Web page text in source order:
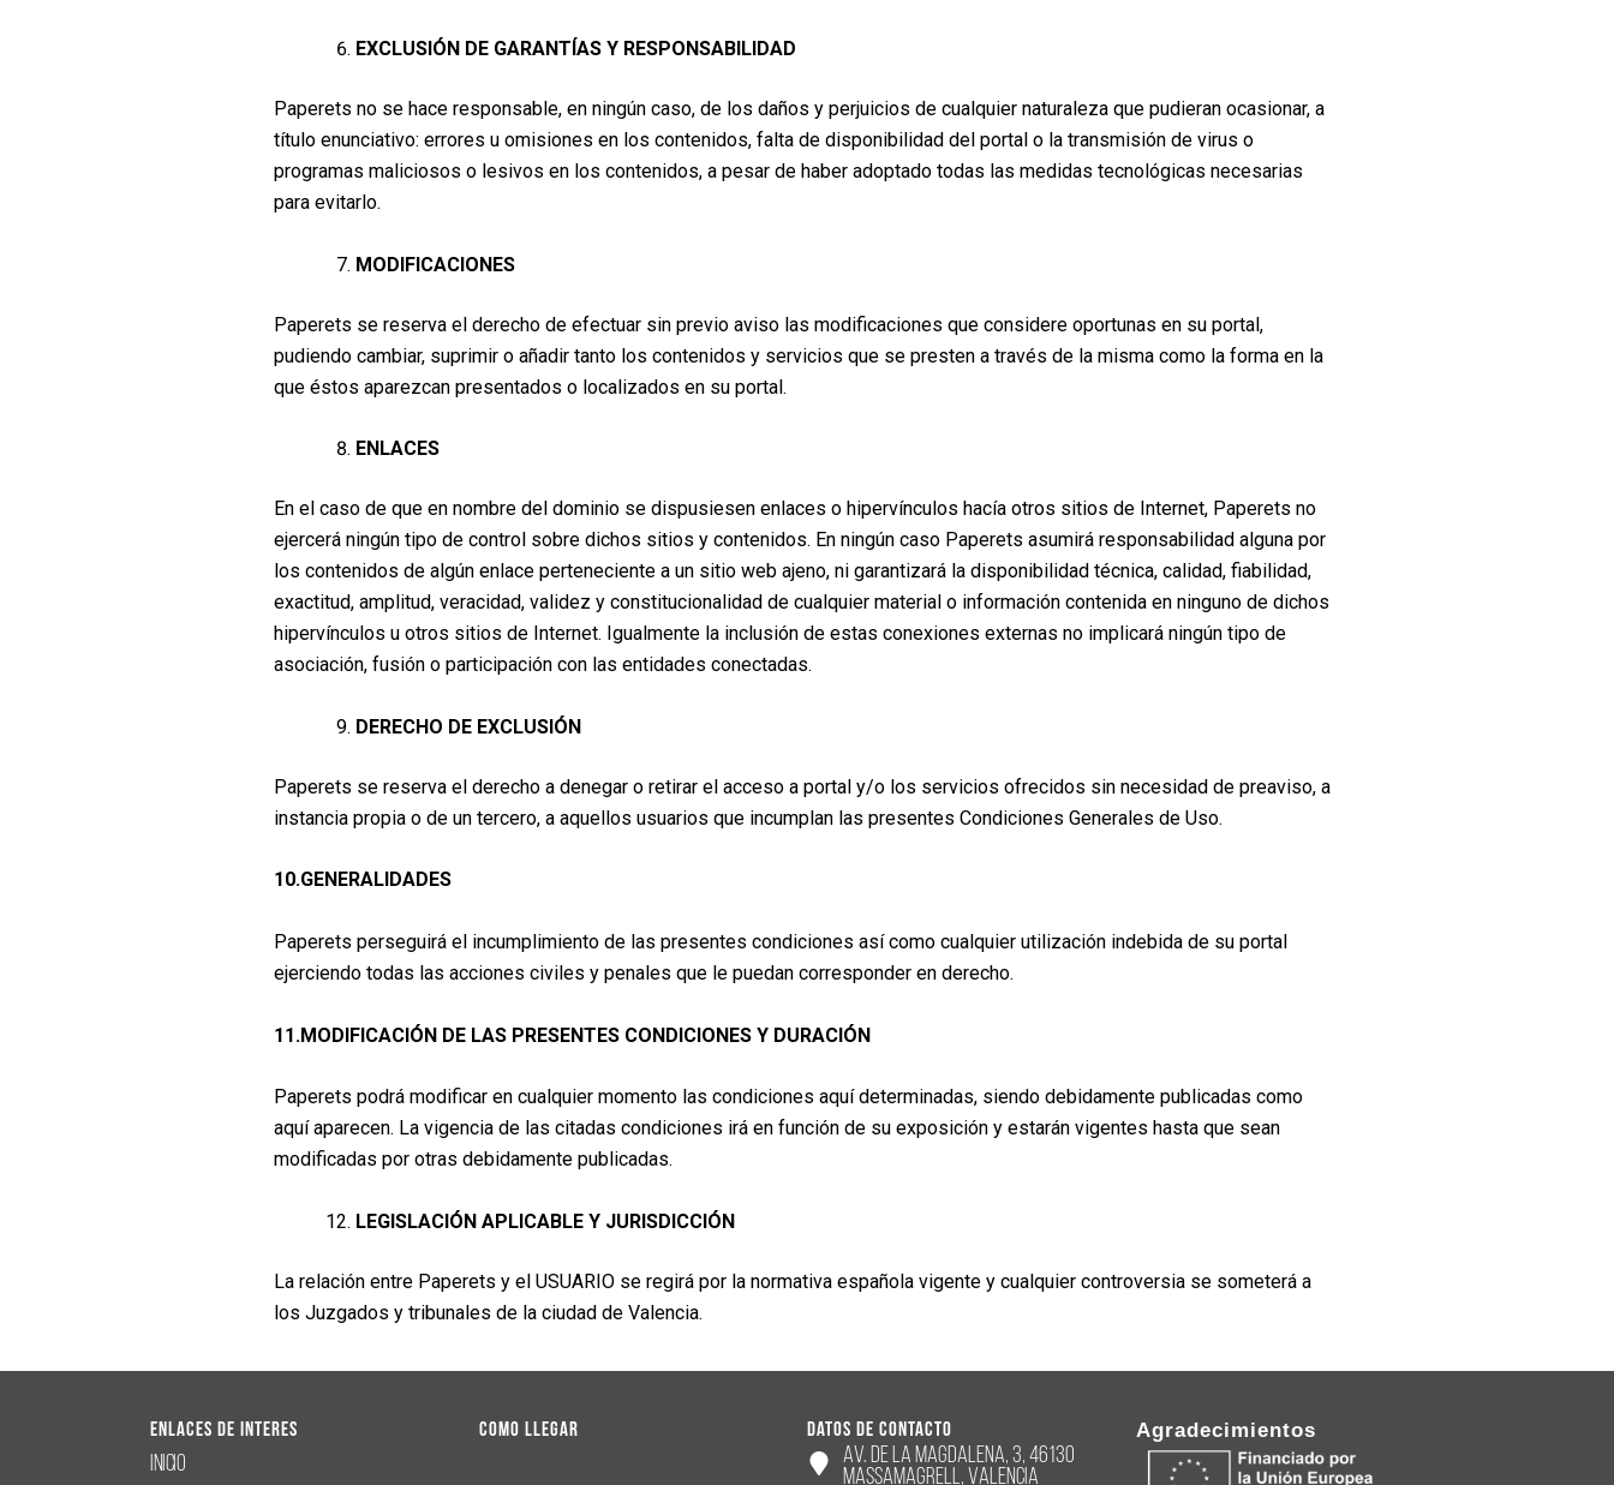
EXCLUSIÓN DE GARANTÍAS Y RESPONSABILIDAD
Paperets no se hace responsable, en ningún caso, de los daños y perjuicios de cualquier naturaleza que pudieran ocasionar, a
título enunciativo: errores u omisiones en los contenidos, falta de disponibilidad del portal o la transmisión de virus o
programas maliciosos o lesivos en los contenidos, a pesar de haber adoptado todas las medidas tecnológicas necesarias
para evitarlo.
MODIFICACIONES
Paperets se reserva el derecho de efectuar sin previo aviso las modificaciones que considere oportunas en su portal,
pudiendo cambiar, suprimir o añadir tanto los contenidos y servicios que se presten a través de la misma como la forma en la
que éstos aparezcan presentados o localizados en su portal.
ENLACES
En el caso de que en nombre del dominio se dispusiesen enlaces o hipervínculos hacía otros sitios de Internet, Paperets no
ejercerá ningún tipo de control sobre dichos sitios y contenidos. En ningún caso Paperets asumirá responsabilidad alguna por
los contenidos de algún enlace perteneciente a un sitio web ajeno, ni garantizará la disponibilidad técnica, calidad, fiabilidad,
exactitud, amplitud, veracidad, validez y constitucionalidad de cualquier material o información contenida en ninguno de dichos
hipervínculos u otros sitios de Internet. Igualmente la inclusión de estas conexiones externas no implicará ningún tipo de
asociación, fusión o participación con las entidades conectadas.
DERECHO DE EXCLUSIÓN
Paperets se reserva el derecho a denegar o retirar el acceso a portal y/o los servicios ofrecidos sin necesidad de preaviso, a
instancia propia o de un tercero, a aquellos usuarios que incumplan las presentes Condiciones Generales de Uso.
10.GENERALIDADES
Paperets perseguirá el incumplimiento de las presentes condiciones así como cualquier utilización indebida de su portal
ejerciendo todas las acciones civiles y penales que le puedan corresponder en derecho.
11.MODIFICACIÓN DE LAS PRESENTES CONDICIONES Y DURACIÓN
Paperets podrá modificar en cualquier momento las condiciones aquí determinadas, siendo debidamente publicadas como
aquí aparecen. La vigencia de las citadas condiciones irá en función de su exposición y estarán vigentes hasta que sean
modificadas por otras debidamente publicadas.
LEGISLACIÓN APLICABLE Y JURISDICCIÓN
La relación entre Paperets y el USUARIO se regirá por la normativa española vigente y cualquier controversia se someterá a
los Juzgados y tribunales de la ciudad de Valencia.
Enlaces de interes
Inicio
Como llegar Datos de contacto
Av. de la Magdalena, 3, 46130
Massamagrell, Valencia
Agradecimientos